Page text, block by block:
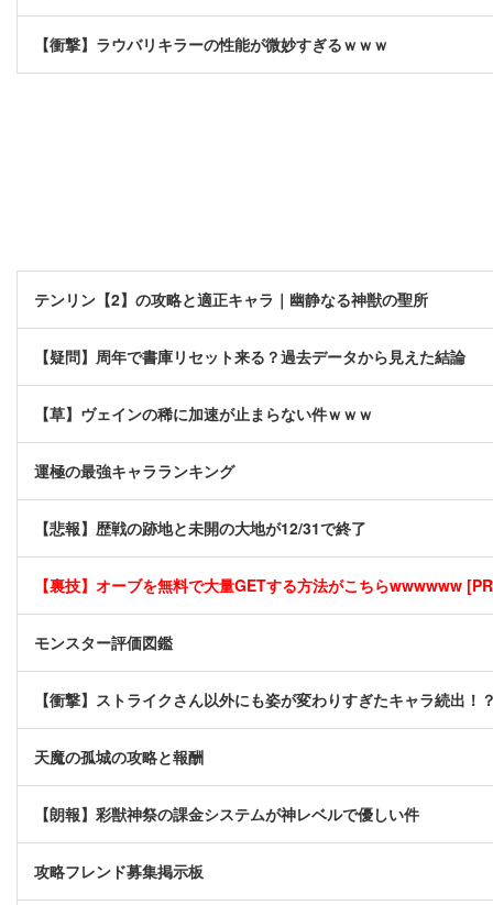
【衝撃】ラウバリキラーの性能が微妙すぎるｗｗｗ
テンリン【2】の攻略と適正キャラ｜幽静なる神獣の聖所
【疑問】周年で書庫リセット来る？過去データから見えた結論
【草】ヴェインの稀に加速が止まらない件ｗｗｗ
運極の最強キャラランキング
【悲報】歴戦の跡地と未開の大地が12/31で終了
【裏技】オーブを無料で大量GETする方法がこちらwwwwww
モンスター評価図鑑
【衝撃】ストライクさん以外にも姿が変わりすぎたキャラ続出！
天魔の孤城の攻略と報酬
【朗報】彩獣神祭の課金システムが神レベルで優しい件
攻略フレンド募集掲示板